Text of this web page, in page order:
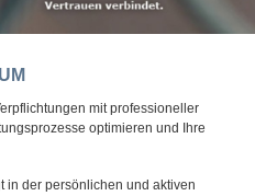
mit professioneller
optimieren und Ihre
in der persönlichen und aktiven